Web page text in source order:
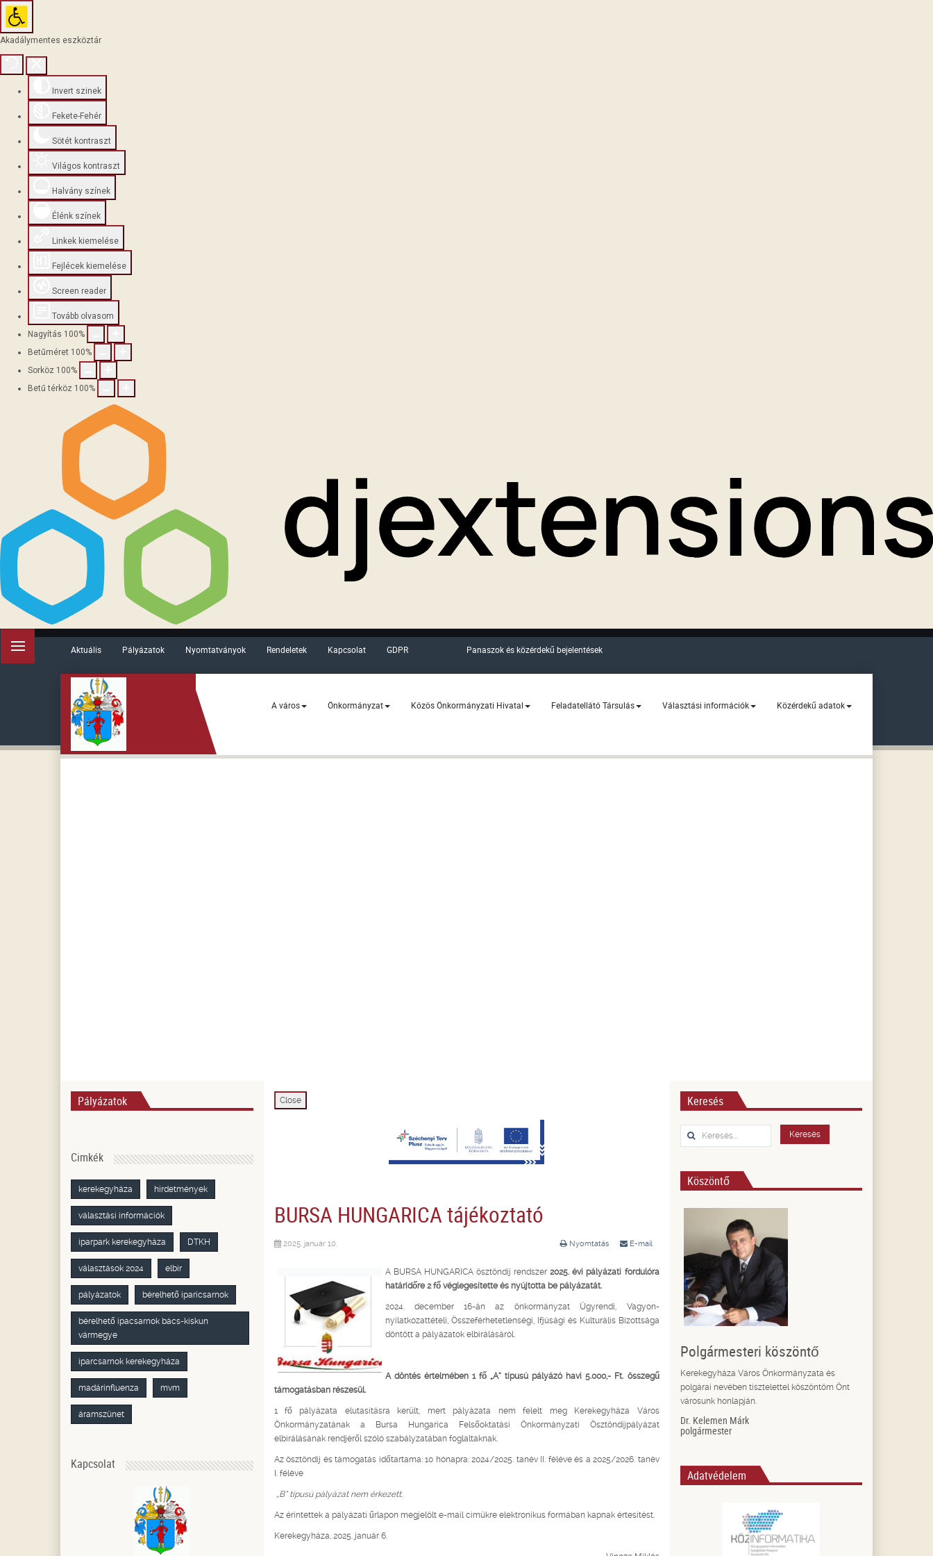
Akadálymentes eszköztár
Invert szinek
Fekete-Fehér
Sötét kontraszt
Világos kontraszt
Halvány színek
Élénk színek
Linkek kiemelése
Fejlécek kiemelése
Screen reader
Tovább olvasom
Nagyítás 100%
Betűméret 100%
Sorköz 100%
Betű térköz 100%
Aktuális Pályázatok Nyomtatványok Rendeletek Kapcsolat GDPR Panaszok és közérdekű bejelentések
A város Önkormányzat Közös Önkormányzati Hivatal Feladatellátó Társulás Választási információk Közérdekű adatok
Close
BURSA HUNGARICA tájékoztató
Nyomtatás E-mail
2025. január 10.
A BURSA HUNGARICA ösztöndíj rendszer2025. évi pályázati fordulóra
határidőre 2 fő véglegesítette és nyújtotta be pályázatát.
2024. december 16-án az önkormányzat Ügyrendi, Vagyon-
nyilatkozattételi, Összeférhetetlenségi, Ifjúsági és Kulturális Bizottsága
döntött a pályázatok elbírálásáról.
A döntés értelmében 1 fő „A” típusú pályázó havi 5.000,- Ft. összegű
támogatásban részesül.
1 fő pályázata elutasításra került, mert pályázata nem felelt meg Kerekegyháza Város
Önkormányzatának a Bursa Hungarica Felsőoktatási Önkormányzati Ösztöndíjpályázat
elbírálásának rendjéről szóló szabályzatában foglaltaknak.
Az ösztöndíj és támogatás időtartama: 10 hónapra: 2024/2025. tanév II. féléve és a 2025/2026. tanév
I. féléve
„B” típusú pályázat nem érkezett.
Az érintettek a pályázati űrlapon megjelölt e-mail címükre elektronikus formában kapnak értesítést.
Kerekegyháza, 2025. január 6.
Pályázatok
Cimkék
kerekegyháza hirdetmények
választási információk
iparpark kerekegyháza DTKH
választások 2024 elbir
pályázatok bérelhető iparicsarnok
bérelhető ipacsarnok bács-kiskun
vármegye
iparcsarnok kerekegyháza
madárinfluenza mvm
áramszünet
Kapcsolat
Keresés
Keresés... Keresés
Köszöntő
Polgármesteri köszöntő
Kerekegyháza Város Önkormányzata és
polgárai nevében tisztelettel köszöntöm Önt
városunk honlapján.
Dr. Kelemen Márk
polgármester
Adatvédelem